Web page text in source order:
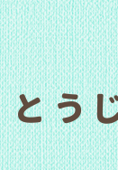
とう